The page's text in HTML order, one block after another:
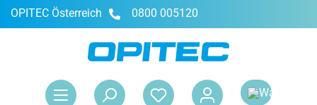
springen
OPITEC Österreich 0800 005120